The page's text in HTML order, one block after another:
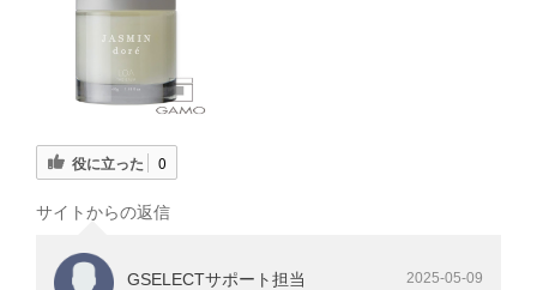
役に立った 0
サイトからの返信
GSELECTサポート担当 2025-05-09